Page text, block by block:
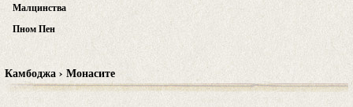
Малцинства
Пном Пен
Камбоджа › Монасите